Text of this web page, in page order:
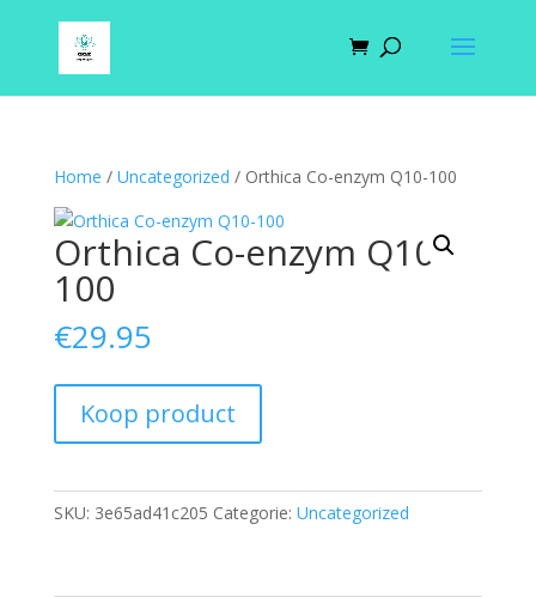
Home / Uncategorized / Orthica Co-enzym Q10-100
Orthica Co-enzym Q10-
100
€29.95
Koop product
SKU: 3e65ad41c205 Categorie: Uncategorized